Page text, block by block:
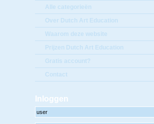
Alle categorieën
Over Dutch Art Education
Waarom deze website
Prijzen Dutch Art Education
Gratis account?
Contact
Inloggen